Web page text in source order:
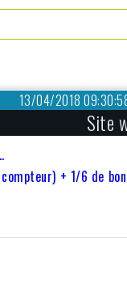
13/04/2018
Site
+ 1/6 de